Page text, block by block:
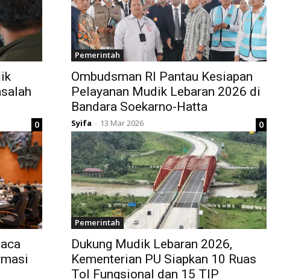
0
Pemerintah
Ombudsman RI Pantau Kesiapan
Pelayanan Mudik Lebaran 2026 di
Bandara Soekarno-Hatta
Syifa - 13 Mar 2026 0
Pemerintah
Dukung Mudik Lebaran 2026,
Kementerian PU Siapkan 10 Ruas
Tol Fungsional dan 15 TIP